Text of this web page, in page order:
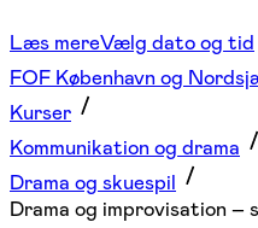
Læs mereVælg dato og tid
FOF København og
Kurser
Kommunikation og drama
Drama og skuespil
Drama og improvisation –